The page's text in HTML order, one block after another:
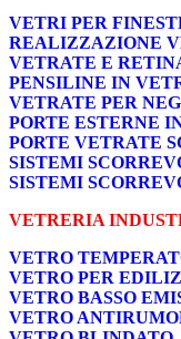
VETRI PER
REALIZZAZIONE
VETRATE E
PENSILINE IN
VETRATE PER
PORTE ESTERNE
PORTE VETRATE
SISTEMI
SISTEMI
VETRERIA
VETRO
VETRO PER
VETRO BASSO
VETRO